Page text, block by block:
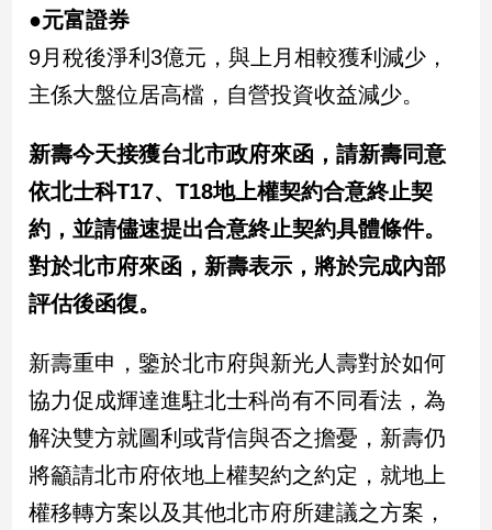
寵
物
Pet
音
專
區
合
媒
稿
專
●元富證券
9月稅後淨利3億元，與上月相較獲利減少，
主係大盤位居高檔，自營投資收益減少。
新壽今天接獲台北市政府來函，請新壽同意
依北士科T17、T18地上權契約合意終止契
約，並請儘速提出合意終止契約具體條件。
對於北市府來函，新壽表示，將於完成內部
評估後函復。
新壽重申，鑒於北市府與新光人壽對於如何
協力促成輝達進駐北士科尚有不同看法，為
解決雙方就圖利或背信與否之擔憂，新壽仍
將籲請北市府依地上權契約之約定，就地上
權移轉方案以及其他北市府所建議之方案，